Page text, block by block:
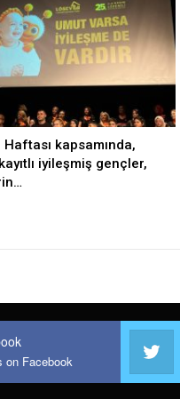
kapsamında,
kayıtlı iyileşmiş gençler,
on Facebook